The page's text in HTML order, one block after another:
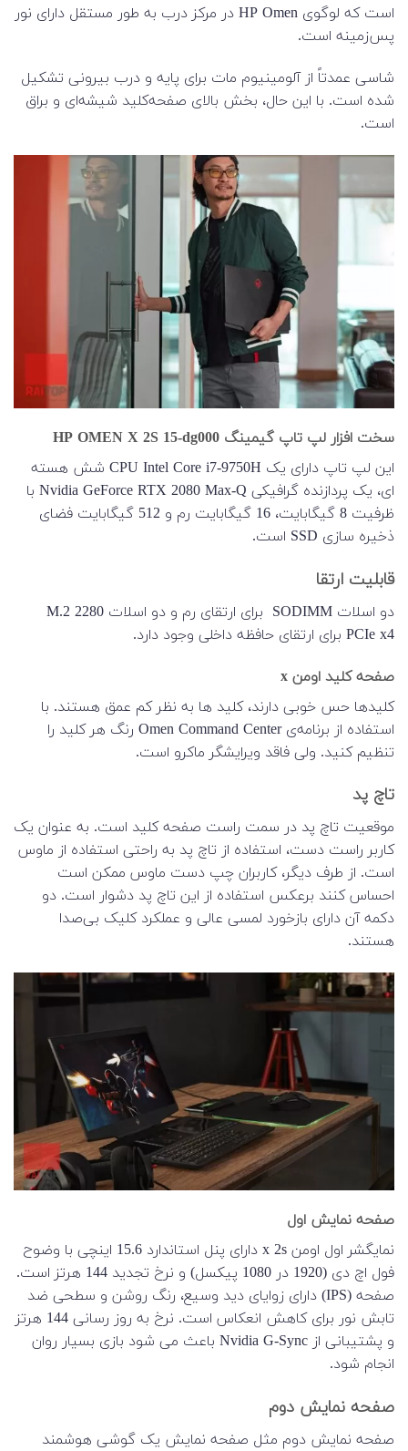
است که لوگوی HP Omen در مرکز درب به طور مستقل دارای نور
پس‌زمینه است.
شاسی عمدتاً از آلومینیوم مات برای پایه و درب بیرونی تشکیل
شده است. با این حال، بخش بالای صفحه‌کلید شیشه‌ای و براق
است.
سخت افزار لپ تاپ گیمینگ HP OMEN X 2S 15-dg000
این لپ تاپ دارای یک CPU Intel Core i7-9750H شش هسته
ای، یک پردازنده گرافیکی Nvidia GeForce RTX 2080 Max-Q با
ظرفیت 8 گیگابایت، 16 گیگابایت رم و 512 گیگابایت فضای
ذخیره سازی SSD است.
قابلیت ارتقا
دو اسلات SODIMM برای ارتقای رم و دو اسلات M.2 2280
PCIe x4 برای ارتقای حافظه داخلی وجود دارد.
صفحه کلید اومن x
کلیدها حس خوبی دارند، کلید ها به نظر کم عمق هستند. با
استفاده از برنامه‌ی Omen Command Center رنگ هر کلید را
تنظیم کنید. ولی فاقد ویرایشگر ماکرو است.
تاچ پد
موقعیت تاچ پد در سمت راست صفحه کلید است. به عنوان یک
کاربر راست دست، استفاده از تاچ پد به راحتی استفاده از ماوس
است. از طرف دیگر، کاربران چپ دست ماوس ممکن است
احساس کنند برعکس استفاده از این تاچ پد دشوار است. دو
دکمه آن دارای بازخورد لمسی عالی و عملکرد کلیک بی‌صدا
هستند.
صفحه نمایش اول
نمایگشر اول اومن x 2s دارای پنل استاندارد 15.6 اینچی با وضوح
فول اچ دی (1920 در 1080 پیکسل) و نرخ تجدید 144 هرتز است.
صفحه (IPS) دارای زوایای دید وسیع، رنگ روشن و سطحی ضد
تابش نور برای کاهش انعکاس است. نرخ به روز رسانی 144 هرتز
و پشتیبانی از Nvidia G-Sync باعث می شود بازی بسیار روان
انجام شود.
صفحه نمایش دوم
صفحه نمایش دوم مثل صفحه نمایش یک گوشی هوشمند